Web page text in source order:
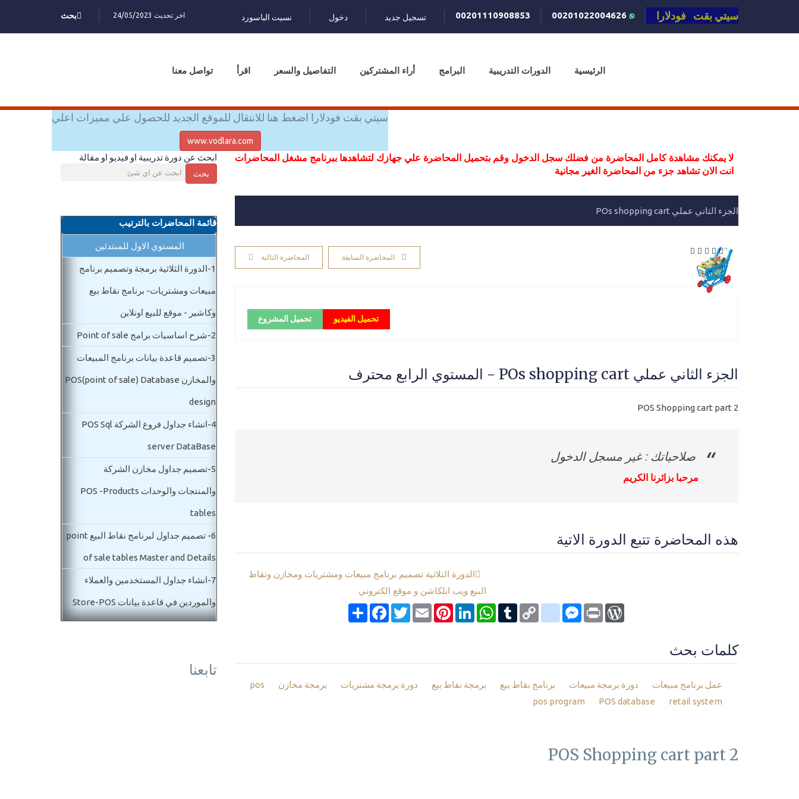
سيتي بقت فودلارا 00201110908853 تسجيل جديد دخول نسيت الباسورد اخر تحديث 24/05/2023 بحث
الرئيسية الدورات التدريبية البرامج أراء المشتركين التفاصيل والسعر اقرأ تواصل معنا
سيتي بقت فودلارا اضغط هنا للانتقال للموقع الجديد للحصول علي مميزات اعلي
www.vodlara.com
لا يمكنك مشاهدة كامل المحاضرة من فضلك سجل الدخول وقم بتحميل المحاضرة علي جهازك لتشاهدها ببرنامج مشغل المحاضرات
انت الان تشاهد جزء من المحاضرة الغير مجانية
الجزء الثاني عملي POs shopping cart
المحاضرة السابقة المحاضرة التالية
تحميل المشروع تحميل الفيديو
الجزء الثاني عملي POs shopping cart - المستوي الرابع محترف
POS Shopping cart part 2
صلاحياتك : غير مسجل الدخول
مرحبا بزائرنا الكريم
هذه المحاضرة تتبع الدورة الاتية
الدورة الثلاثية تصميم برنامج مبيعات ومشتريات ومخازن ونقاط
البيع ويب ابلكاشن و موقع الكتروني
انشر
FacebookTwitterEmail
PinterestLinkedIn
WhatsAppTumblr Copy
Link
google_bookmarksMessenger Print
WordPress
كلمات بحث
عمل برنامج مبيعات دورة برمجة مبيعات برنامج نقاط بيع برمجة نقاط بيع دورة برمجة مشتريات برمجة مخازن
pos program
POS database retail system
POS Shopping cart part 2
ابحث عن دورة تدريبية او فيديو او مقالة
بحث
قائمة المحاضرات بالترتيب
المستوي الاول للمبتدئين
1- الدورة الثلاثية برمجة وتصميم برنامج
مبيعات ومشتريات- برنامج نقاط بيع
وكاشير - موقع للبيع اونلاين
2- شرح اساسيات برامج Point of sale
3- تصميم قاعدة بيانات برنامج المبيعات
والمخازن POS(point of sale) Database
design
4- انشاء جداول فروع الشركة POS Sql
server DataBase
5- تصميم جداول مخازن الشركة
والمنتجات والوحدات POS -Products
tables
6- تصميم جداول لبرنامج نقاط البيع point
of sale tables Master and Details
7- انشاء جداول المستخدمين والعملاء
والموردين في قاعدة بيانات Store-POS
Database
POS master details
تابعنا